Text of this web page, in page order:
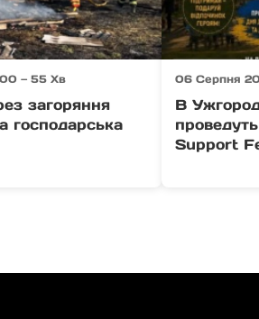
— 55 Хв
загоряння
господарська
06 Серпня
В
Support